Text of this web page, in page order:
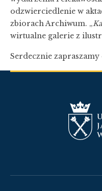
odzwierciedlenie w
zbiorach Archiwum. „
wirtualne galerie z
Serdecznie